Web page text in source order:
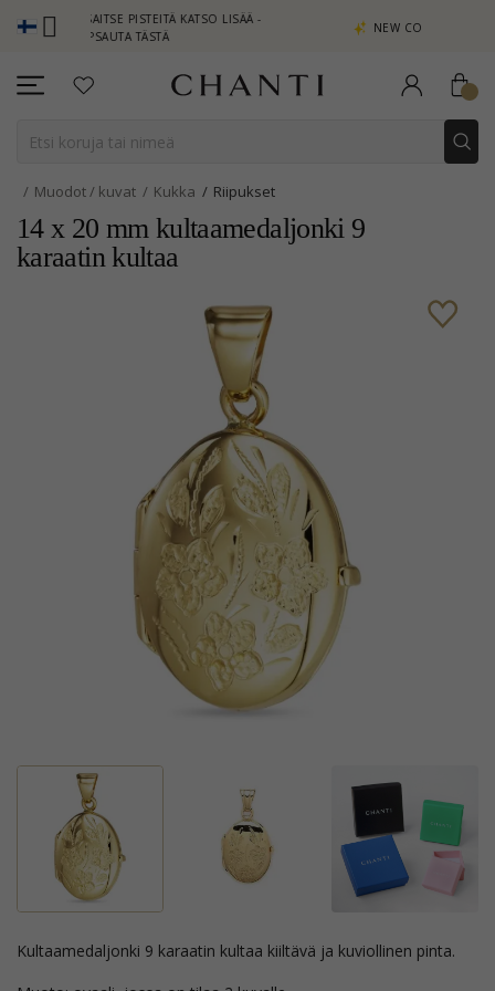
PISTEITÄ KATSO LISÄÄ -
TÄSTÄ
NEW COLLECTION | AURA
Muodot / kuvat Kukka Riipukset
14 x 20 mm kultaamedaljonki 9
karaatin kultaa
kultaamedaljonki 9 karaatin kultaa kiiltävä ja kuviollinen pinta.